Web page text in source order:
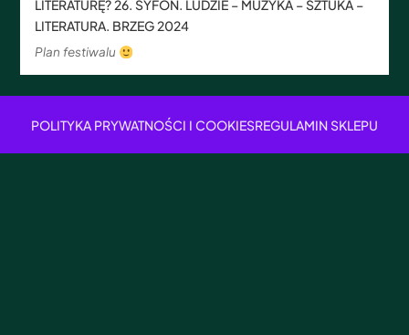
LITERATURĘ? 26. SYFON. LUDZIE – MUZYKA – SZTUKA –
LITERATURA. BRZEG 2024
Plan festiwalu
POLITYKA PRYWATNOŚCI I COOKIESREGULAMIN SKLEPU